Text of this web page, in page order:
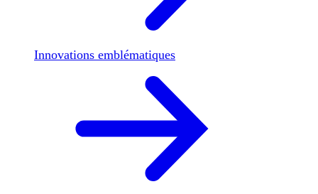
Innovations emblématiques